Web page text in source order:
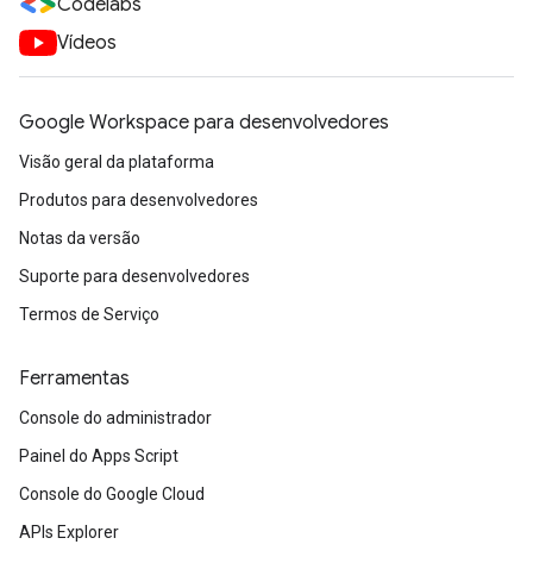
Codelabs
Vídeos
Google Workspace para desenvolvedores
Visão geral da plataforma
Produtos para desenvolvedores
Notas da versão
Suporte para desenvolvedores
Termos de Serviço
Ferramentas
Console do administrador
Painel do Apps Script
Console do Google Cloud
APIs Explorer